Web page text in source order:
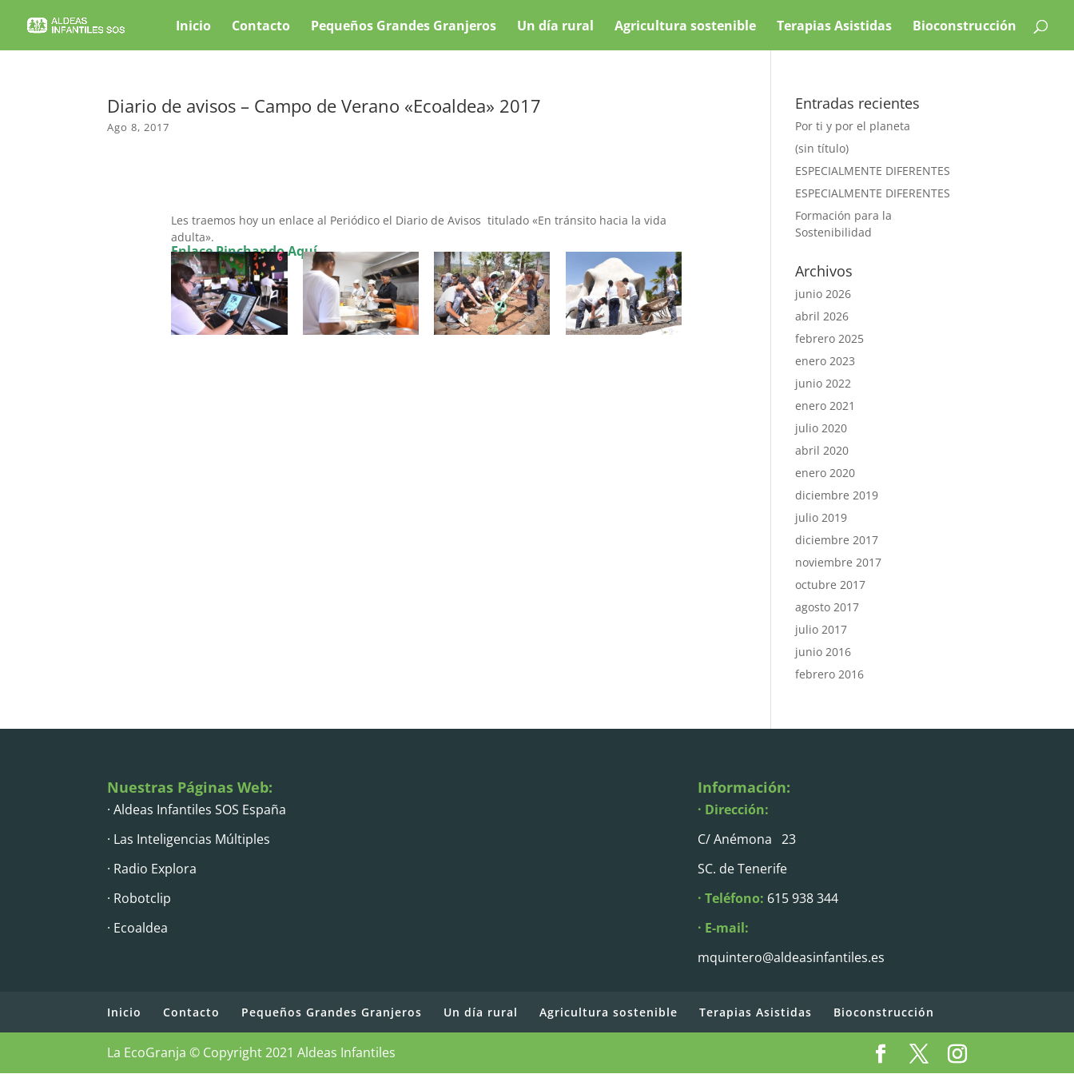
Inicio Contacto Pequeños Grandes Granjeros Un día rural Agricultura sostenible Terapias Asistidas Bioconstrucción
Diario de avisos – Campo de Verano «Ecoaldea» 2017
Ago 8, 2017
Les traemos hoy un enlace al Periódico el Diario de Avisos titulado «En tránsito hacia la vida
adulta».
Enlace Pinchando Aquí
Entradas recientes
Por ti y por el planeta
(sin título)
ESPECIALMENTE DIFERENTES
ESPECIALMENTE DIFERENTES
Formación para la
Sostenibilidad
Archivos
junio 2026
abril 2026
febrero 2025
enero 2023
junio 2022
enero 2021
julio 2020
abril 2020
enero 2020
diciembre 2019
julio 2019
diciembre 2017
noviembre 2017
octubre 2017
agosto 2017
julio 2017
junio 2016
febrero 2016
Nuestras Páginas Web:
· Aldeas Infantiles SOS España
· Las Inteligencias Múltiples
· Radio Explora
· Robotclip
· Ecoaldea
Información:
· Dirección:
C/ Anémona 23
SC. de Tenerife
· Teléfono: 615 938 344
· E-mail:
mquintero@aldeasinfantiles.es
Inicio Contacto Pequeños Grandes Granjeros Un día rural Agricultura sostenible Terapias Asistidas Bioconstrucción
La EcoGranja © Copyright 2021 Aldeas Infantiles